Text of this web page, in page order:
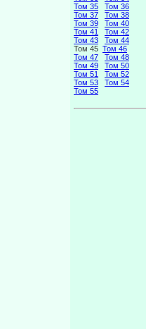
Том 35
Том 36
Том 37
Том 38
Том 39
Том 40
Том 41
Том 42
Том 43
Том 44
Том 45 Том 46
Том 47
Том 48
Том 49
Том 50
Том 51
Том 52
Том 53
Том 54
Том 55